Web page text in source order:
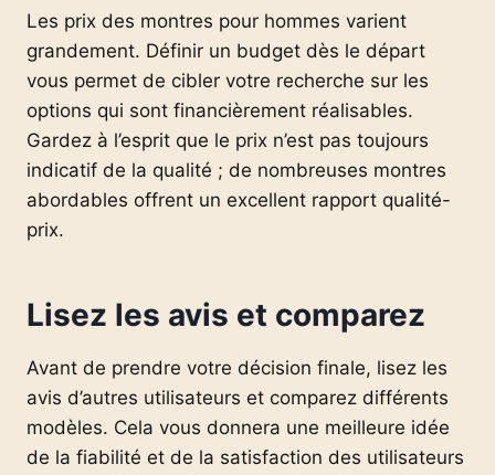
Les prix des montres pour hommes varient
grandement. Définir un budget dès le départ
vous permet de cibler votre recherche sur les
options qui sont financièrement réalisables.
Gardez à l’esprit que le prix n’est pas toujours
indicatif de la qualité ; de nombreuses montres
abordables offrent un excellent rapport qualité-
prix.
Lisez les avis et comparez
Avant de prendre votre décision finale, lisez les
avis d’autres utilisateurs et comparez différents
modèles. Cela vous donnera une meilleure idée
de la fiabilité et de la satisfaction des utilisateurs